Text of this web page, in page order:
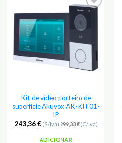
Kit de vídeo porteiro de
superfície Akuvox AK-KIT01-
IP
243,36€ (S/Iva) 299,33€(C/Iva)
ADICIONAR